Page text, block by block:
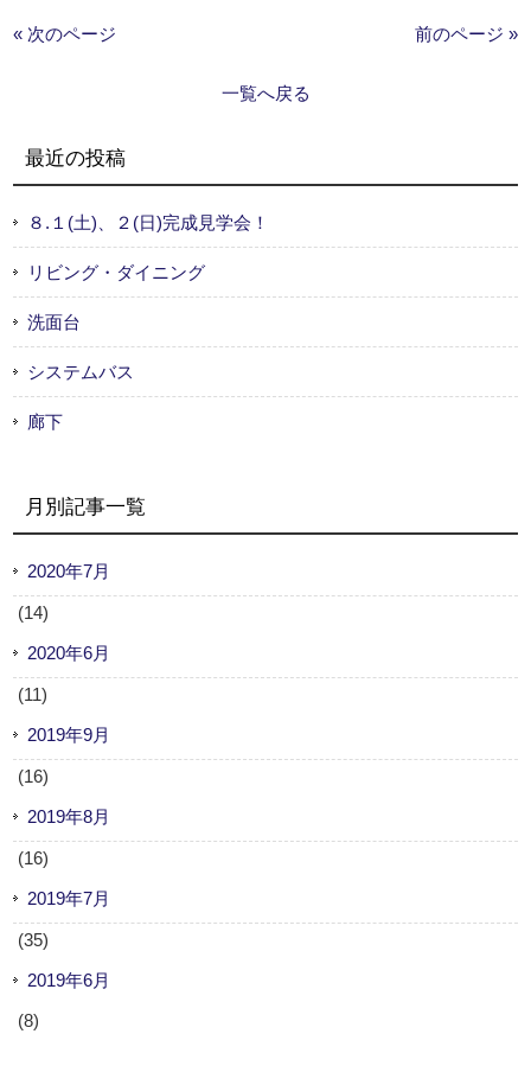
« 次のページ 前のページ »
一覧へ戻る
最近の投稿
８.１(土)、２(日)完成見学会！
リビング・ダイニング
洗面台
システムバス
廊下
月別記事一覧
2020年7月
(14)
2020年6月
(11)
2019年9月
(16)
2019年8月
(16)
2019年7月
(35)
2019年6月
(8)